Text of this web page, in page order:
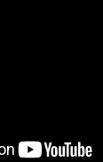
次重复杀与